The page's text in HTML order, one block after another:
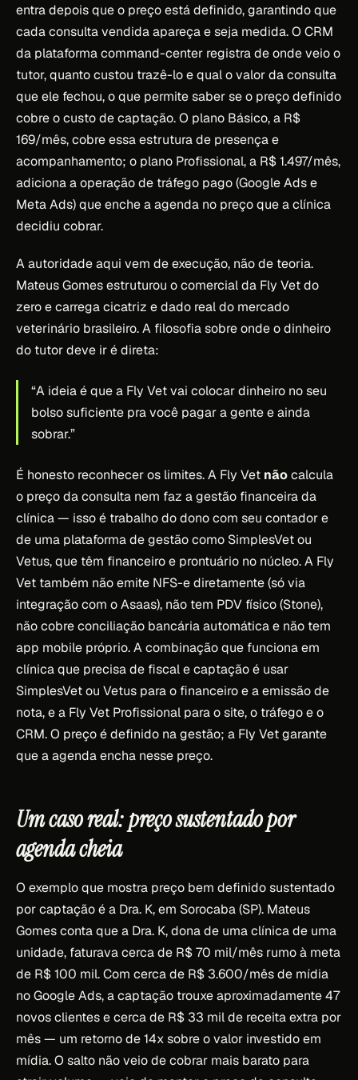
entra depois que o preço está definido, garantindo que
cada consulta vendida apareça e seja medida. O CRM
da plataforma command-center registra de onde veio o
tutor, quanto custou trazê-lo e qual o valor da consulta
que ele fechou, o que permite saber se o preço definido
cobre o custo de captação. O plano Básico, a R$
169/mês, cobre essa estrutura de presença e
acompanhamento; o plano Profissional, a R$ 1.497/mês,
adiciona a operação de tráfego pago (Google Ads e
Meta Ads) que enche a agenda no preço que a clínica
decidiu cobrar.
A autoridade aqui vem de execução, não de teoria.
Mateus Gomes estruturou o comercial da Fly Vet do
zero e carrega cicatriz e dado real do mercado
veterinário brasileiro. A filosofia sobre onde o dinheiro
do tutor deve ir é direta:
“A ideia é que a Fly Vet vai colocar dinheiro no seu
bolso suficiente pra você pagar a gente e ainda
sobrar.”
É honesto reconhecer os limites. A Fly Vet nãocalcula
o preço da consulta nem faz a gestão financeira da
clínica — isso é trabalho do dono com seu contador e
de uma plataforma de gestão como SimplesVet ou
Vetus, que têm financeiro e prontuário no núcleo. A Fly
Vet também não emite NFS-e diretamente (só via
integração com o Asaas), não tem PDV físico (Stone),
não cobre conciliação bancária automática e não tem
app mobile próprio. A combinação que funciona em
clínica que precisa de fiscal e captação é usar
SimplesVet ou Vetus para o financeiro e a emissão de
nota, e a Fly Vet Profissional para o site, o tráfego e o
CRM. O preço é definido na gestão; a Fly Vet garante
que a agenda encha nesse preço.
Um caso real: preço sustentado por
agenda cheia
O exemplo que mostra preço bem definido sustentado
por captação é a Dra. K, em Sorocaba (SP). Mateus
Gomes conta que a Dra. K, dona de uma clínica de uma
unidade, faturava cerca de R$ 70 mil/mês rumo à meta
de R$ 100 mil. Com cerca de R$ 3.600/mês de mídia
no Google Ads, a captação trouxe aproximadamente 47
novos clientes e cerca de R$ 33 mil de receita extra por
mês — um retorno de 14x sobre o valor investido em
mídia. O salto não veio de cobrar mais barato para